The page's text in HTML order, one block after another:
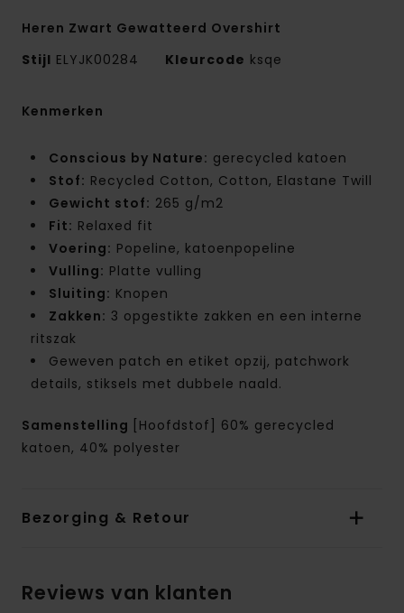
Heren Zwart Gewatteerd Overshirt
Stijl ELYJK00284 Kleurcode ksqe
Kenmerken
Conscious by Nature: gerecycled katoen
Stof: Recycled Cotton, Cotton, Elastane Twill
Gewicht stof: 265 g/m2
Fit: Relaxed fit
Voering: Popeline, katoenpopeline
Vulling: Platte vulling
Sluiting: Knopen
Zakken: 3 opgestikte zakken en een interne
ritszak
Geweven patch en etiket opzij, patchwork
details, stiksels met dubbele naald.
Samenstelling
[Hoofdstof] 60% gerecycled
katoen, 40% polyester
Bezorging & Retour
Reviews van klanten